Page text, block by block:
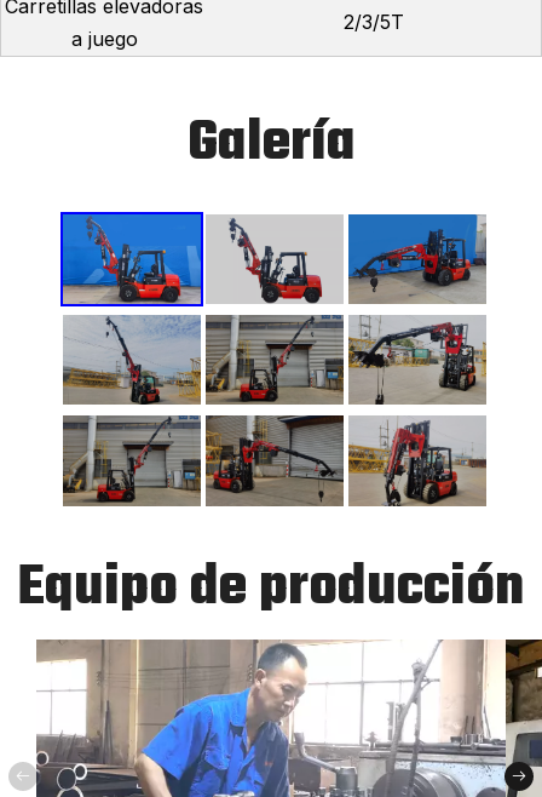
Carretillas elevadoras
a juego
2/3/5T
Galería
Equipo de producción